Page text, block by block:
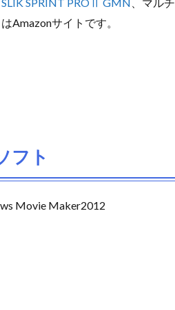
SLIK SPRINT PROⅡ GMN 、マル
Amazonサイトです。
フト
Movie Maker2012